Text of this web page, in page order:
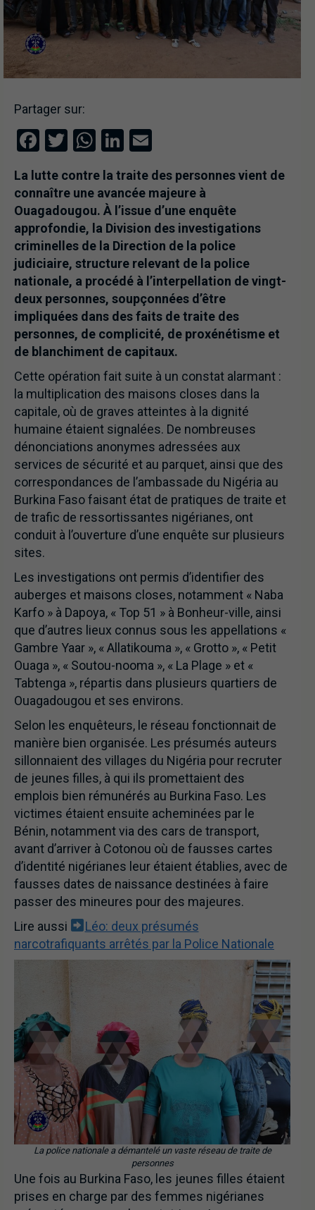
Partager sur:
Facebook
Twitter
WhatsApp
LinkedIn
La lutte contre la traite des personnes vient de
connaître une avancée majeure à
Ouagadougou. À l’issue d’une enquête
approfondie, la Division des investigations
criminelles de la Direction de la police
judiciaire, structure relevant de la police
nationale, a procédé à l’interpellation de vingt-
deux personnes, soupçonnées d’être
impliquées dans des faits de traite des
personnes, de complicité, de proxénétisme et
de blanchiment de capitaux.
Cette opération fait suite à un constat alarmant :
la multiplication des maisons closes dans la
capitale, où de graves atteintes à la dignité
humaine étaient signalées. De nombreuses
dénonciations anonymes adressées aux
services de sécurité et au parquet, ainsi que des
correspondances de l’ambassade du Nigéria au
Burkina Faso faisant état de pratiques de traite et
de trafic de ressortissantes nigérianes, ont
conduit à l’ouverture d’une enquête sur plusieurs
sites.
Les investigations ont permis d’identifier des
auberges et maisons closes, notamment « Naba
Karfo » à Dapoya, « Top 51 » à Bonheur-ville, ainsi
que d’autres lieux connus sous les appellations «
Gambre Yaar », « Allatikouma », « Grotto », « Petit
Ouaga », « Soutou-nooma », « La Plage » et «
Tabtenga », répartis dans plusieurs quartiers de
Ouagadougou et ses environs.
Selon les enquêteurs, le réseau fonctionnait de
manière bien organisée. Les présumés auteurs
sillonnaient des villages du Nigéria pour recruter
de jeunes filles, à qui ils promettaient des
emplois bien rémunérés au Burkina Faso. Les
victimes étaient ensuite acheminées par le
Bénin, notamment via des cars de transport,
avant d’arriver à Cotonou où de fausses cartes
d’identité nigérianes leur étaient établies, avec de
fausses dates de naissance destinées à faire
passer des mineures pour des majeures.
Lire aussi
Léo: deux présumés
narcotrafiquants arrêtés par la Police Nationale
La police nationale a démantelé un vaste réseau de traite de
personnes
Une fois au Burkina Faso, les jeunes filles étaient
prises en charge par des femmes nigérianes